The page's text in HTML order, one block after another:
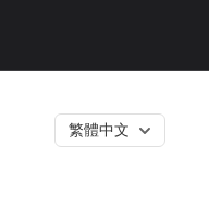
繁體中文